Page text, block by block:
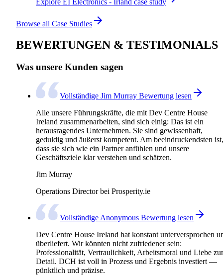
Explore EI Electronics - Irland case study
Browse all Case Studies
BEWERTUNGEN & TESTIMONIALS
Was unsere Kunden sagen
Vollständige Jim Murray Bewertung lesen
Alle unsere Führungskräfte, die mit Dev Centre House
Ireland zusammenarbeiten, sind sich einig: Das ist ein
herausragendes Unternehmen. Sie sind gewissenhaft,
geduldig und äußerst kompetent. Am beeindruckendsten ist,
dass sie sich wie ein Partner anfühlen und unsere
Geschäftsziele klar verstehen und schätzen.
Jim Murray
Operations Director bei Prosperity.ie
Vollständige Anonymous Bewertung lesen
Dev Centre House Ireland hat konstant unterversprochen
überliefert. Wir könnten nicht zufriedener sein:
Professionalität, Vertraulichkeit, Arbeitsmoral und Liebe
Detail. DCH ist voll in Prozess und Ergebnis investiert —
pünktlich und präzise.